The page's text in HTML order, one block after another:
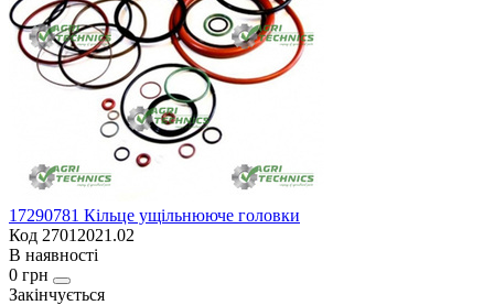
17290781 Кільце ущільнююче головки
Код 27012021.02
В наявності
0 грн
Закінчується